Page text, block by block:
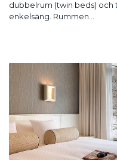
dubbelrum (twin beds) och
enkelsäng. Rummen...